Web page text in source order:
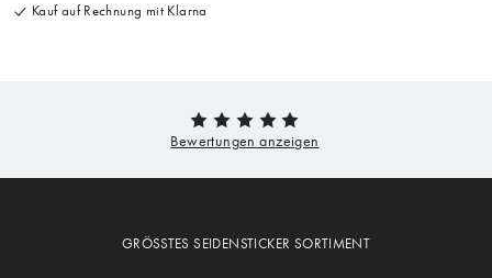
Kauf auf Rechnung mit Klarna
GRÖSSTES SEIDENSTICKER SORTIMENT